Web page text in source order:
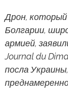
Дрон, который
Болгарии,
армией,
Journal du
посла